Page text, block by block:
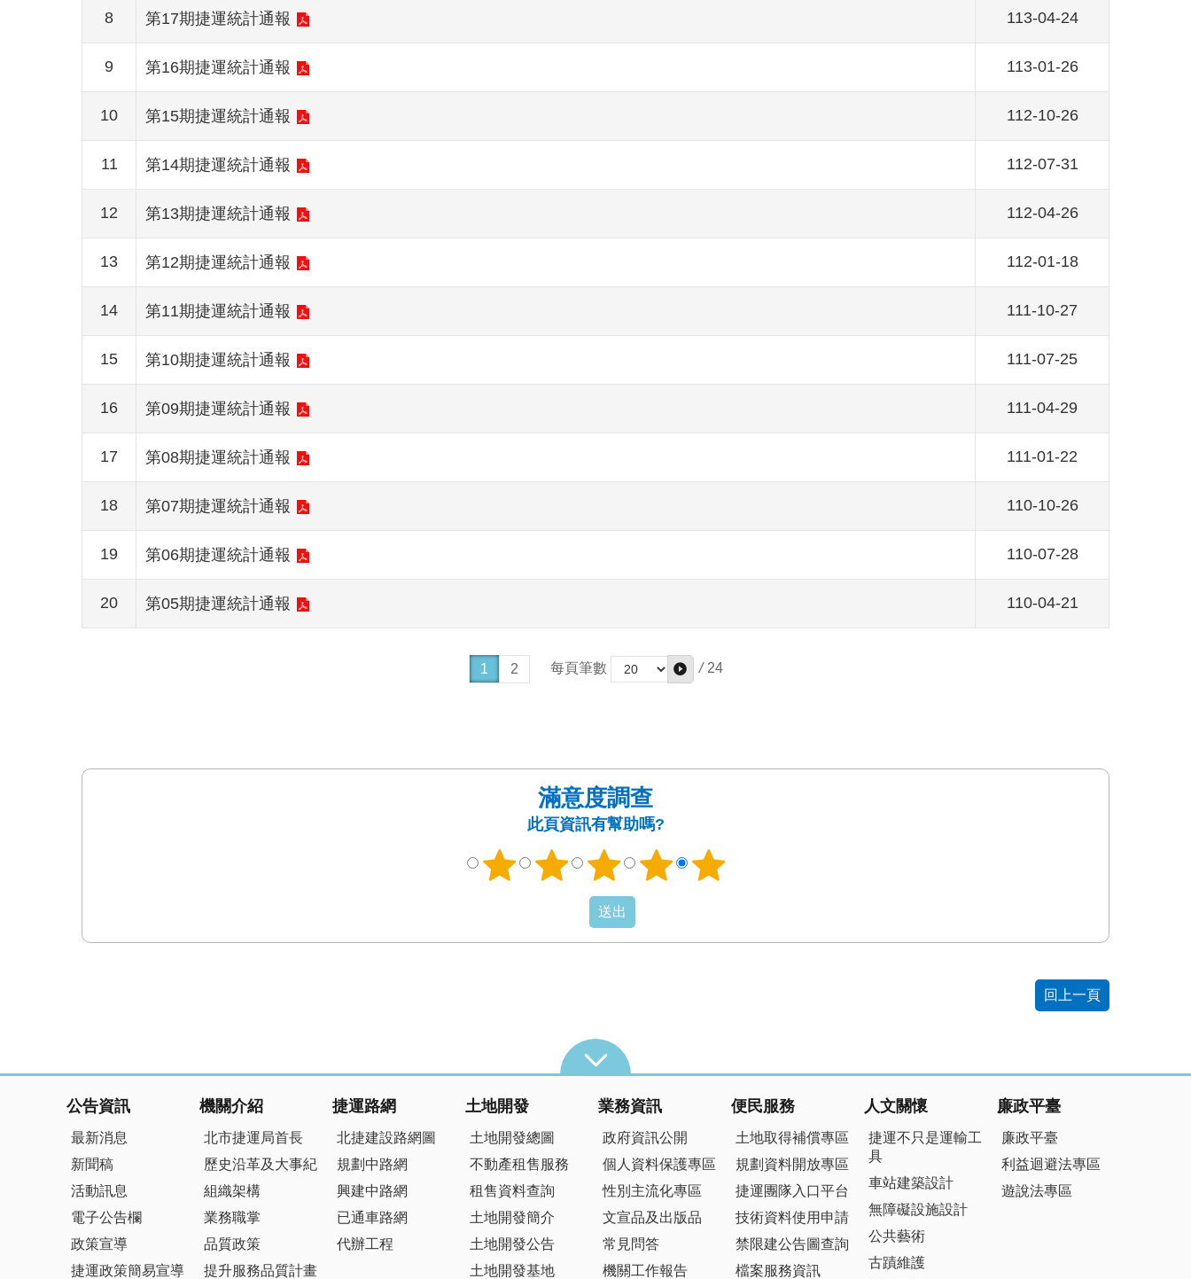
8 第17期捷運統計通報 113-04-24
9 第16期捷運統計通報 113-01-26
10 第15期捷運統計通報 112-10-26
11 第14期捷運統計通報 112-07-31
12 第13期捷運統計通報 112-04-26
13 第12期捷運統計通報 112-01-18
14 第11期捷運統計通報 111-10-27
15 第10期捷運統計通報 111-07-25
16 第09期捷運統計通報 111-04-29
17 第08期捷運統計通報 111-01-22
18 第07期捷運統計通報 110-10-26
19 第06期捷運統計通報 110-07-28
20 第05期捷運統計通報 110-04-21
1 2 每頁筆數 / 24
滿意度調查
此頁資訊有幫助嗎?
回上一頁
公告資訊
最新消息
新聞稿
活動訊息
電子公告欄
政策宣導
捷運政策簡易宣導
機關介紹
北市捷運局首長
歷史沿革及大事紀
組織架構
業務職掌
品質政策
提升服務品質計畫
捷運路網
北捷建設路網圖
規劃中路網
興建中路網
已通車路網
代辦工程
土地開發
土地開發總圖
不動產租售服務
租售資料查詢
土地開發簡介
土地開發公告
土地開發基地
業務資訊
政府資訊公開
個人資料保護專區
性別主流化專區
文宣品及出版品
常見問答
機關工作報告
便民服務
土地取得補償專區
規劃資料開放專區
捷運團隊入口平台
技術資料使用申請
禁限建公告圖查詢
檔案服務資訊
人文關懷
捷運不只是運輸工
具
車站建築設計
無障礙設施設計
公共藝術
古蹟維護
廉政平臺
廉政平臺
利益迴避法專區
遊說法專區